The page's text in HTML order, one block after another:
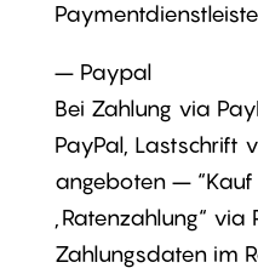
– Paypal
Bei Zahlung via
PayPal, Lastschrift
angeboten – “Kauf
„Ratenzahlung“
Zahlungsdaten im